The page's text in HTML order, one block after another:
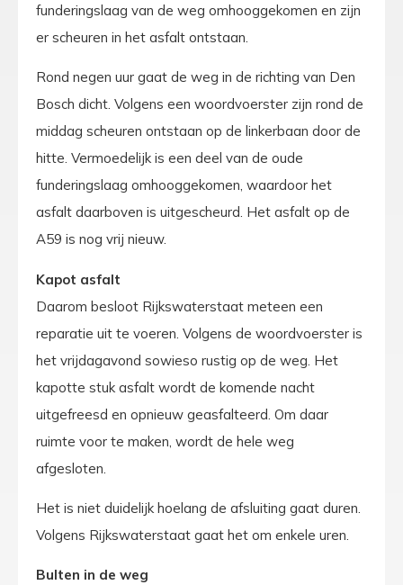
funderingslaag van de weg omhooggekomen en zijn
er scheuren in het asfalt ontstaan.
Rond negen uur gaat de weg in de richting van Den
Bosch dicht. Volgens een woordvoerster zijn rond de
middag scheuren ontstaan op de linkerbaan door de
hitte. Vermoedelijk is een deel van de oude
funderingslaag omhooggekomen, waardoor het
asfalt daarboven is uitgescheurd. Het asfalt op de
A59 is nog vrij nieuw.
Kapot asfalt
Daarom besloot Rijkswaterstaat meteen een
reparatie uit te voeren. Volgens de woordvoerster is
het vrijdagavond sowieso rustig op de weg. Het
kapotte stuk asfalt wordt de komende nacht
uitgefreesd en opnieuw geasfalteerd. Om daar
ruimte voor te maken, wordt de hele weg
afgesloten.
Het is niet duidelijk hoelang de afsluiting gaat duren.
Volgens Rijkswaterstaat gaat het om enkele uren.
Bulten in de weg